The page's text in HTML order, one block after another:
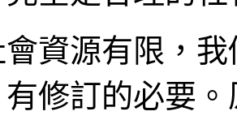
資源有限，
修訂的必要